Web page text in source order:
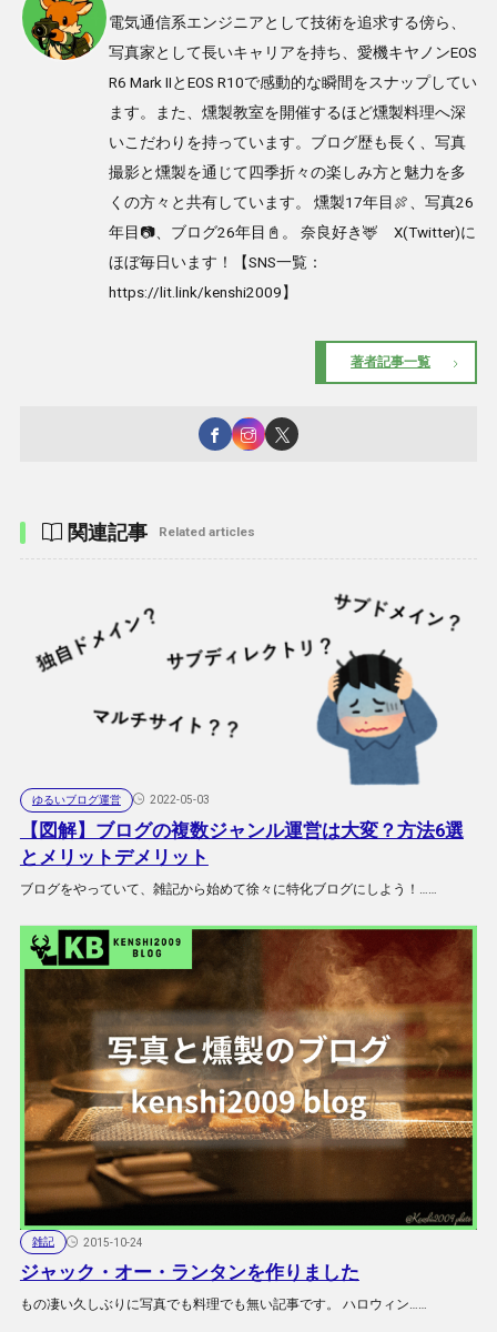
電気通信系エンジニアとして技術を追求する傍ら、
写真家として長いキャリアを持ち、愛機キヤノンEOS
R6 Mark IIとEOS R10で感動的な瞬間をスナップしてい
ます。また、燻製教室を開催するほど燻製料理へ深
いこだわりを持っています。ブログ歴も長く、写真
撮影と燻製を通じて四季折々の楽しみ方と魅力を多
くの方々と共有しています。 燻製17年目🍖、写真26
年目📷、ブログ26年目📓。 奈良好き🦌 X(Twitter)に
ほぼ毎日います！【SNS一覧：
https://lit.link/kenshi2009】
著者記事一覧
関連記事 Related articles
ゆるいブログ運営 2022-05-03
【図解】ブログの複数ジャンル運営は大変？方法6選
とメリットデメリット
ブログをやっていて、雑記から始めて徐々に特化ブログにしよう！……
雑記 2015-10-24
ジャック・オー・ランタンを作りました
もの凄い久しぶりに写真でも料理でも無い記事です。 ハロウィン……